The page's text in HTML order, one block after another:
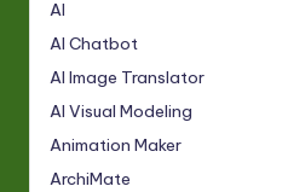
AI
AI Chatbot
AI Image Translator
AI Visual Modeling
Animation Maker
ArchiMate